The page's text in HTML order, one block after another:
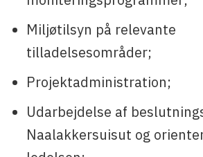
Miljøtilsyn på relevante
tilladelsesområder;
Projektadministration;
Udarbejdelse af
Naalakkersuisut og